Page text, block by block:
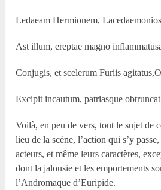
Ledaeam Hermionem,
Ast illum, ereptae magno
Conjugis, et scelerum Furiis
Excipit incautum, patriasque obtruncat
Voilà, en peu de vers, tout le sujet de
lieu de la scène, l’action qui s’y
acteurs, et même leurs caractères,
dont la jalousie et les emportements
l’Andromaque d’Euripide.